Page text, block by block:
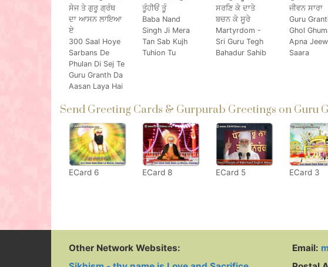
ਸੇਜ ਤੇ ਗੁਰੂ ਗ੍ਰੰਥ
ਦਾ ਆਸਨ ਲਾਇਆ
ਏ
300 Saal Hoye
Sarbans De
Phulan Di Sej Te
Guru Granth Da
Aasan Laya Hai
ਤੂੰਹੀਓਂ ਤੂੰ
Baba Nand
Singh Ji Mera
Tan Sab Kujh
Tuhion Tu
ਸਰਣਿ ਕੇ ਦਾਤੇ
ਬਚਨ ਕੇ ਸੂਰੇ
Martyrdom -
Sri Guru Tegh
Bahadur Sahib
ਜੀਵਨ ਸਾਰਾ
Guru
Ghol
Apna
Saara
Send Greeting Cards & Gurpurab Greetings on Guru
ECard 6 ECard 8 ECard 5 ECard 3
Other Network Websites:
Email: